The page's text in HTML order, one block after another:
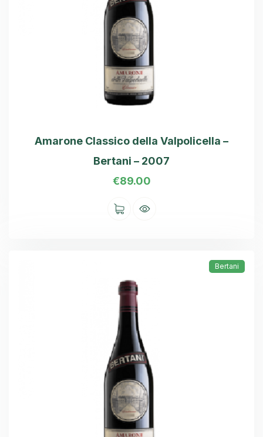
Amarone Classico della Valpolicella –
Bertani – 2007
€89.00
Bertani